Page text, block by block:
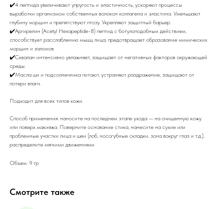
✔️4 пептида увеличивают упругость и эластичность, ускоряют процессы
выработки организмом собственных волокон коллагена и эластина. Уменьшают
глубину морщин и препятствуют птозу. Укрепляют защитный барьер.
✔️Аргирелин (Acetyl Hexapeptide-8) пептид с ботулоподобным действием,
способствует расслаблению мышц лица, предотвращает образование мимических
морщин и заломов.
✔️Сквалан интенсивно увлажняет, защищает от негативных факторов окружающей
среды.
✔️Масла ши и подсолнечника питают, устраняют раздражение, защищают от
потери влаги.
Подходит для всех типов кожи.
Способ применения: наносите на последнем этапе ухода — на очищенную кожу
или поверх макияжа. Поверните основание стика, нанесите на сухие или
проблемные участки лица и шеи (лоб, носогубные складки, зона вокруг глаз и т.д.),
распределите мягкими движениями
Объем: 9 гр
Смотрите также